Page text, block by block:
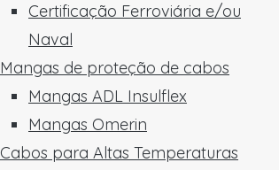
Certificação Ferroviária e/ou
Naval
Mangas de proteção de cabos
Mangas ADL Insulflex
Mangas Omerin
Cabos para Altas Temperaturas